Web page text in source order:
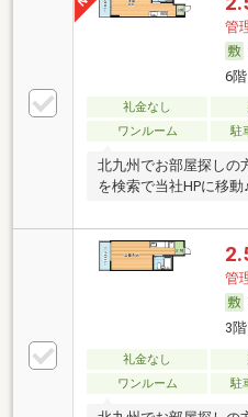
管
6
礼金なし
ワンルーム
駐
北九州でお部屋探しの
を検索で当社HPに移動
管
3
礼金なし
ワンルーム
駐